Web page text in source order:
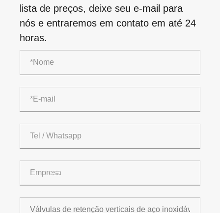
lista de preços, deixe seu e-mail para
nós e entraremos em contato em até 24
horas.